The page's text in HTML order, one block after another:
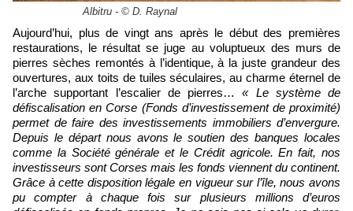
Albitru - © D. Raynal
Aujourd’hui, plus de vingt ans après le début des premières
restaurations, le résultat se juge au voluptueux des murs de
pierres sèches remontés à l’identique, à la juste grandeur des
ouvertures, aux toits de tuiles séculaires, au charme éternel de
l’arche supportant l’escalier de pierres…« Le système de
défiscalisation en Corse (Fonds d’investissement de proximité)
permet de faire des investissements immobiliers d’envergure.
Depuis le départ nous avons le soutien des banques locales
comme la Société générale et le Crédit agricole. En fait, nos
investisseurs sont Corses mais les fonds viennent du continent.
Grâce à cette disposition légale en vigueur sur l’île, nous avons
pu compter à chaque fois sur plusieurs millions d’euros